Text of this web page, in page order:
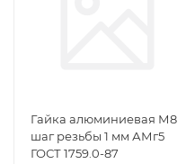
Гайка алюминиевая М8
шаг резьбы 1 мм АМг5
ГОСТ 1759.0-87